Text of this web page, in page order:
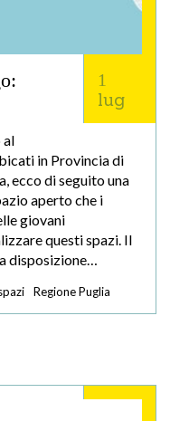
1
lug
al
in Provincia di
ecco di seguito una
aperto che i
giovani
questi spazi. Il
disposizione…
Regione Puglia